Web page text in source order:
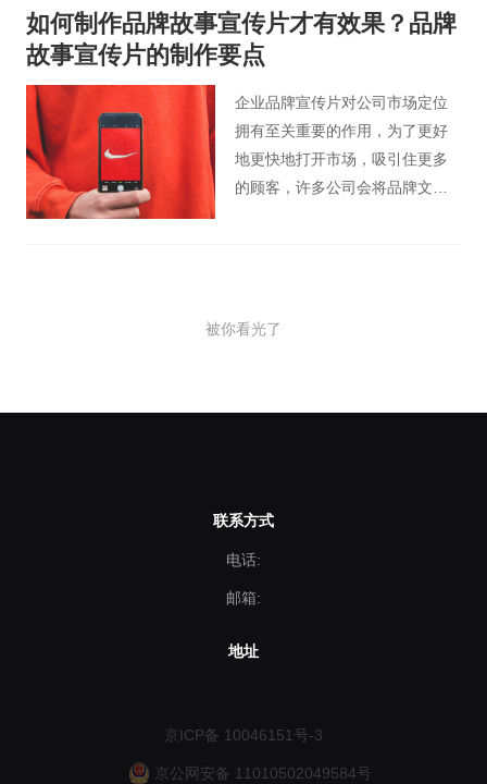
式更能引起当代消费者的关注，
让人们在一个娱乐的环境中去接
受它。那么如何制作一部优秀的
创意产品宣传片呢？今天桃花谷
宣传片小编简单地介绍一些产品
宣传片拍摄的创意思路。
如何制作品牌故事宣传片才有效果？品牌
故事宣传片的制作要点
企业品牌宣传片对公司市场定位
拥有至关重要的作用，为了更好
地更快地打开市场，吸引住更多
的顾客，许多公司会将品牌文化
小编为各位分析下如何制作品牌
被你看光了
联系方式
电话:
邮箱:
地址
京ICP备 10046151号-3
京公网安备 11010502049584号